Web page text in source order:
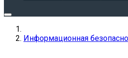
Информационная